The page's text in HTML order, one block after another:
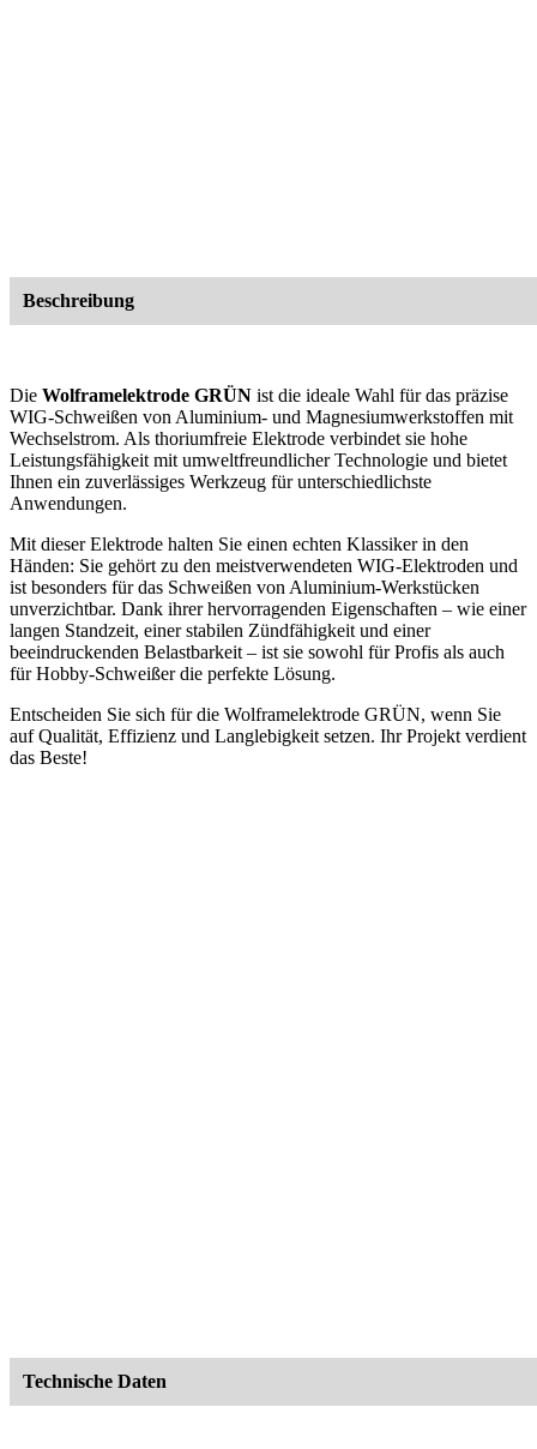
Beschreibung
Die Wolframelektrode GRÜN ist die ideale Wahl für das präzise
WIG-Schweißen von Aluminium- und Magnesiumwerkstoffen mit
Wechselstrom. Als thoriumfreie Elektrode verbindet sie hohe
Leistungsfähigkeit mit umweltfreundlicher Technologie und bietet
Ihnen ein zuverlässiges Werkzeug für unterschiedlichste
Anwendungen.
Mit dieser Elektrode halten Sie einen echten Klassiker in den
Händen: Sie gehört zu den meistverwendeten WIG-Elektroden und
ist besonders für das Schweißen von Aluminium-Werkstücken
unverzichtbar. Dank ihrer hervorragenden Eigenschaften – wie einer
langen Standzeit, einer stabilen Zündfähigkeit und einer
beeindruckenden Belastbarkeit – ist sie sowohl für Profis als auch
für Hobby-Schweißer die perfekte Lösung.
Entscheiden Sie sich für die Wolframelektrode GRÜN, wenn Sie
auf Qualität, Effizienz und Langlebigkeit setzen. Ihr Projekt verdient
das Beste!
Technische Daten